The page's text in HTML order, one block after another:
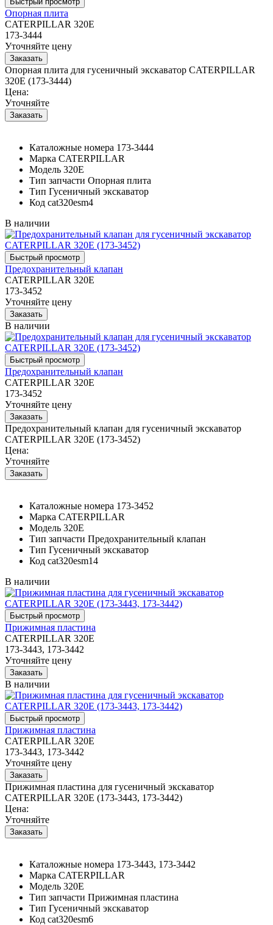
Опорная плита
CATERPILLAR 320E
173-3444
Уточняйте цену
Опорная плита для гусеничный экскаватор CATERPILLAR
320E (173-3444)
Цена:
Уточняйте
Каталожные номера 173-3444
Марка CATERPILLAR
Модель 320E
Тип запчасти Опорная плита
Тип Гусеничный экскаватор
Код cat320esm4
В наличии
Предохранительный клапан
CATERPILLAR 320E
173-3452
Уточняйте цену
В наличии
Предохранительный клапан
CATERPILLAR 320E
173-3452
Уточняйте цену
Предохранительный клапан для гусеничный экскаватор
CATERPILLAR 320E (173-3452)
Цена:
Уточняйте
Каталожные номера 173-3452
Марка CATERPILLAR
Модель 320E
Тип запчасти Предохранительный клапан
Тип Гусеничный экскаватор
Код cat320esm14
В наличии
Прижимная пластина
CATERPILLAR 320E
173-3443, 173-3442
Уточняйте цену
В наличии
Прижимная пластина
CATERPILLAR 320E
173-3443, 173-3442
Уточняйте цену
Прижимная пластина для гусеничный экскаватор
CATERPILLAR 320E (173-3443, 173-3442)
Цена:
Уточняйте
Каталожные номера 173-3443, 173-3442
Марка CATERPILLAR
Модель 320E
Тип запчасти Прижимная пластина
Тип Гусеничный экскаватор
Код cat320esm6